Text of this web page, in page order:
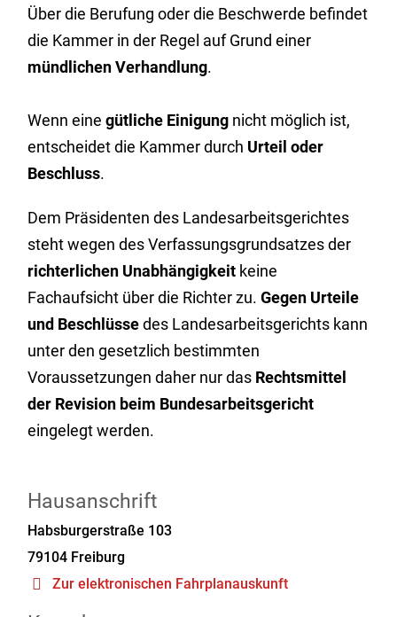
Über die Berufung oder die Beschwerde befindet
die Kammer in der Regel auf Grund einer
mündlichen Verhandlung.
Wenn einegütliche Einigung nicht möglich ist,
entscheidet die Kammer durch Urteil oder
Beschluss.
Dem Präsidenten des Landesarbeitsgerichtes
steht wegen des Verfassungsgrundsatzes der
richterlichen Unabhängigkeit keine
Fachaufsicht über die Richter zu.Gegen Urteile
und Beschlüssedes Landesarbeitsgerichts kann
unter den gesetzlich bestimmten
Voraussetzungen daher nur das Rechtsmittel
der Revision beim Bundesarbeitsgericht
eingelegt werden.
Hausanschrift
Habsburgerstraße 103
79104 Freiburg
Zur elektronischen Fahrplanauskunft